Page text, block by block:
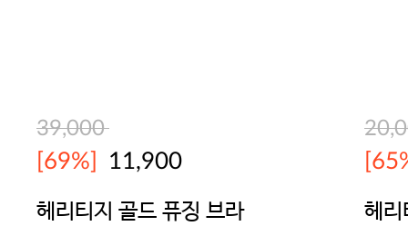
39,000
[69%] 11,900
헤리티지 골드 퓨징 브라 헤리